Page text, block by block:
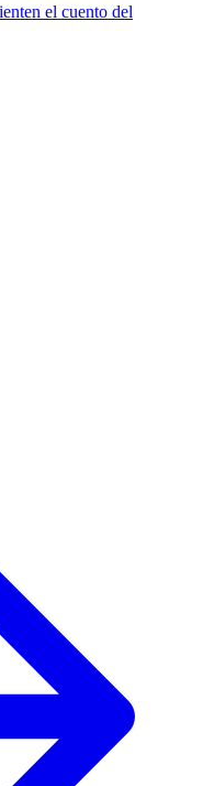
el cuento del